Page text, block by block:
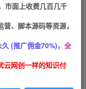
买，可保存购买订单
市面上收费几百几千
、脚本源码等资源，
(推广佣金70%)， 全
云网创一样的知识付